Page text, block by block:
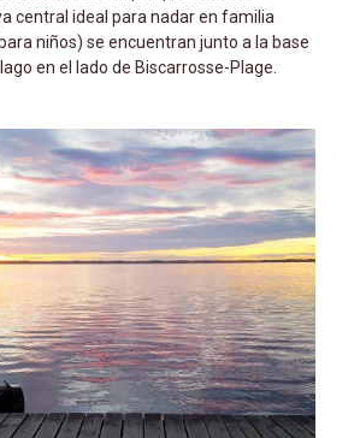
central ideal para nadar en familia
niños) se encuentran junto a la base
en el lado de Biscarrosse-Plage.